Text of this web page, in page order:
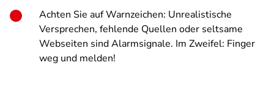
Achten Sie auf Warnzeichen: Unrealistische
Versprechen, fehlende Quellen oder seltsame
Webseiten sind Alarmsignale. Im Zweifel: Finger
weg und melden!